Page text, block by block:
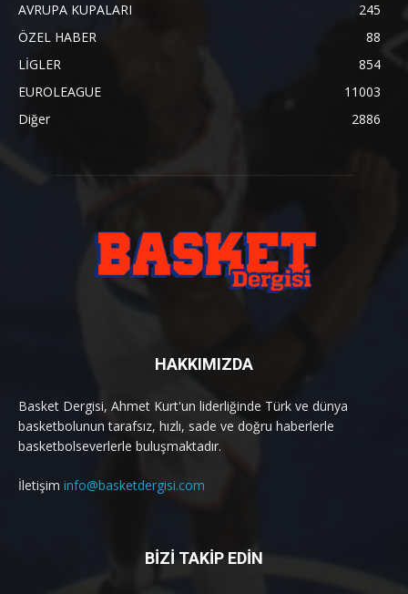
AVRUPA KUPALARI
245
ÖZEL HABER
88
LİGLER
854
EUROLEAGUE
11003
Diğer
2886
HAKKIMIZDA
Basket Dergisi, Ahmet Kurt'un liderliğinde Türk ve dünya
basketbolunun tarafsız, hızlı, sade ve doğru haberlerle
basketbolseverlerle buluşmaktadır.
İletişim info@basketdergisi.com
BİZİ TAKİP EDİN